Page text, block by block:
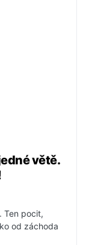
větě.
Ten pocit,
od záchoda